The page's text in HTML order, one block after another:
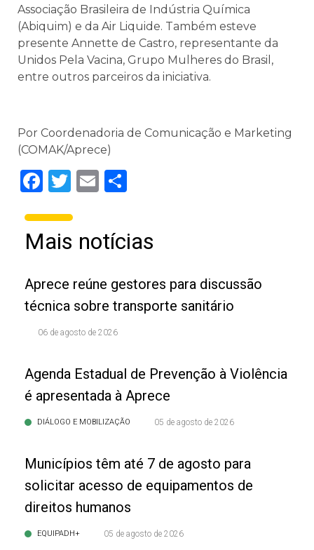
Associação Brasileira de Indústria Química
(Abiquim) e da Air Liquide. Também esteve
presente Annette de Castro, representante da
Unidos Pela Vacina, Grupo Mulheres do Brasil,
entre outros parceiros da iniciativa.
Por Coordenadoria de Comunicação e Marketing
(COMAK/Aprece)
Facebook
Twitter
Email
Mais notícias
Aprece reúne gestores para discussão
técnica sobre transporte sanitário
06 de agosto de 2026
Agenda Estadual de Prevenção à Violência
é apresentada à Aprece
DIÁLOGO E MOBILIZAÇÃO 05 de agosto de 2026
Municípios têm até 7 de agosto para
solicitar acesso de equipamentos de
direitos humanos
EQUIPADH+ 05 de agosto de 2026